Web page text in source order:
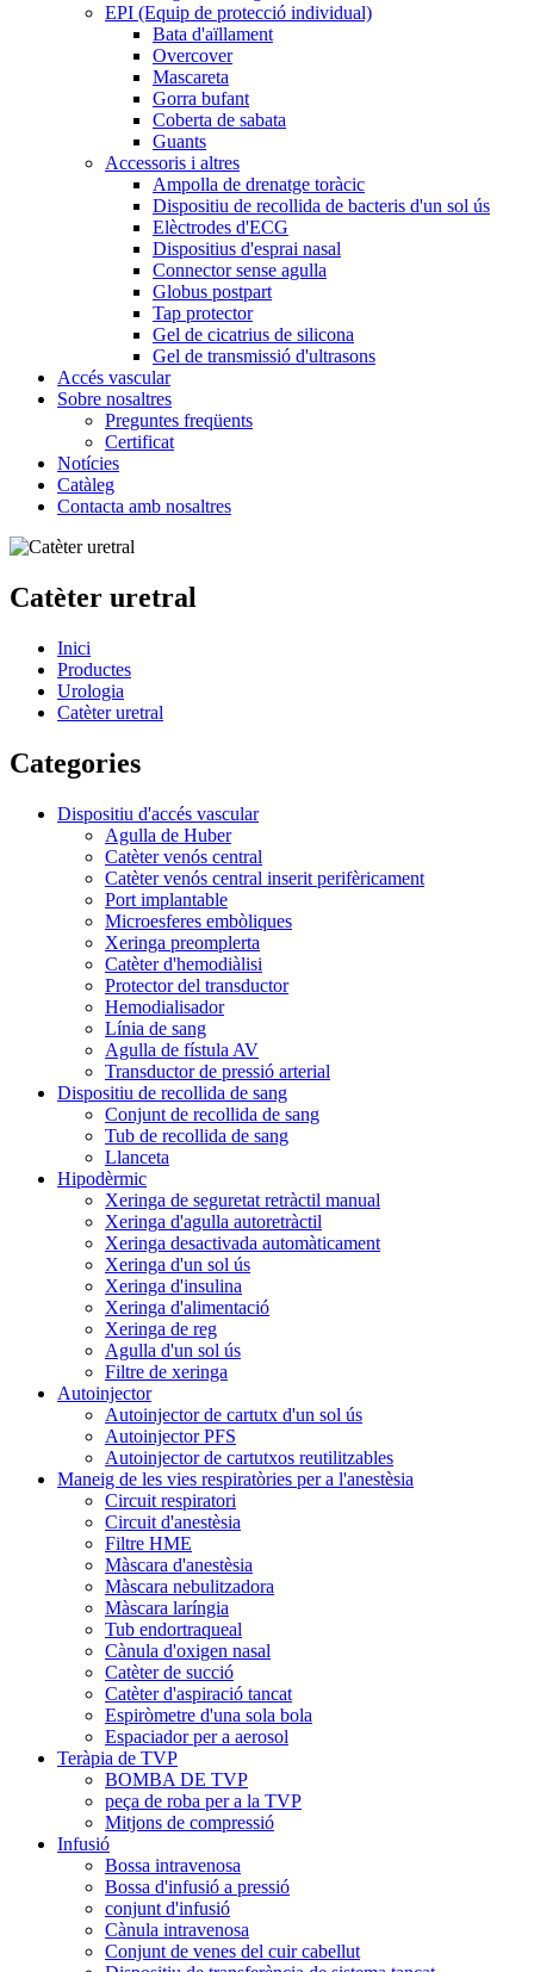
EPI (Equip de protecció individual)
Bata d'aïllament
Overcover
Mascareta
Gorra bufant
Coberta de sabata
Guants
Accessoris i altres
Ampolla de drenatge toràcic
Dispositiu de recollida de bacteris d'un sol ús
Elèctrodes d'ECG
Dispositius d'esprai nasal
Connector sense agulla
Globus postpart
Tap protector
Gel de cicatrius de silicona
Gel de transmissió d'ultrasons
Accés vascular
Sobre nosaltres
Preguntes freqüents
Certificat
Notícies
Catàleg
Contacta amb nosaltres
Catèter uretral
Inici
Productes
Urologia
Catèter uretral
Categories
Dispositiu d'accés vascular
Agulla de Huber
Catèter venós central
Catèter venós central inserit perifèricament
Port implantable
Microesferes embòliques
Xeringa preomplerta
Catèter d'hemodiàlisi
Protector del transductor
Hemodialisador
Línia de sang
Agulla de fístula AV
Transductor de pressió arterial
Dispositiu de recollida de sang
Conjunt de recollida de sang
Tub de recollida de sang
Llanceta
Hipodèrmic
Xeringa de seguretat retràctil manual
Xeringa d'agulla autoretràctil
Xeringa desactivada automàticament
Xeringa d'un sol ús
Xeringa d'insulina
Xeringa d'alimentació
Xeringa de reg
Agulla d'un sol ús
Filtre de xeringa
Autoinjector
Autoinjector de cartutx d'un sol ús
Autoinjector PFS
Autoinjector de cartutxos reutilitzables
Maneig de les vies respiratòries per a l'anestèsia
Circuit respiratori
Circuit d'anestèsia
Filtre HME
Màscara d'anestèsia
Màscara nebulitzadora
Màscara laríngia
Tub endortraqueal
Cànula d'oxigen nasal
Catèter de succió
Catèter d'aspiració tancat
Espiròmetre d'una sola bola
Espaciador per a aerosol
Teràpia de TVP
BOMBA DE TVP
peça de roba per a la TVP
Mitjons de compressió
Infusió
Bossa intravenosa
Bossa d'infusió a pressió
conjunt d'infusió
Cànula intravenosa
Conjunt de venes del cuir cabellut